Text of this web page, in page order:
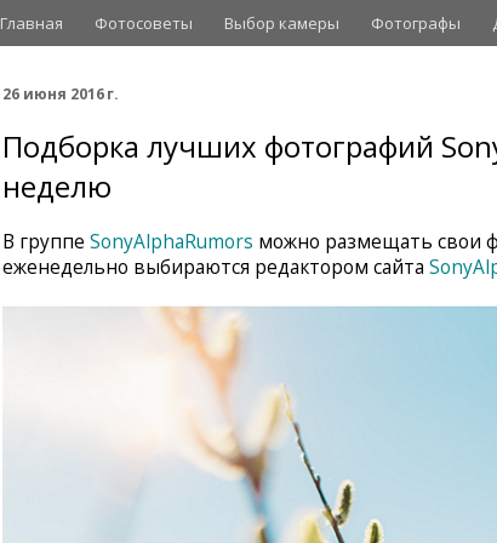
Главная Фотосоветы Выбор камеры Фотографы
26 июня 2016 г.
Подборка лучших фотографий
неделю
В группе SonyAlphaRumors можно размещать свои
еженедельно выбираются редактором сайта